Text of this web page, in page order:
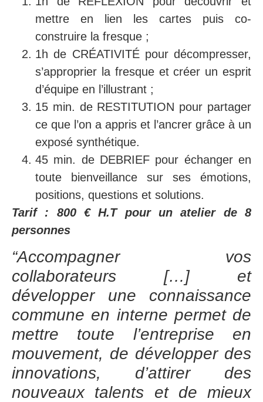
mettre en lien les cartes puis co-
construire la fresque ;
1h de CRÉATIVITÉ pour décompresser,
s’approprier la fresque et créer un esprit
d’équipe en l’illustrant ;
15 min. de RESTITUTION pour partager
ce que l’on a appris et l’ancrer grâce à un
exposé synthétique.
45 min. de DEBRIEF pour échanger en
toute bienveillance sur ses émotions,
positions, questions et solutions.
Tarif : 800 € H.T pour un atelier de 8
personnes
“Accompagner vos
collaborateurs […] et
développer une connaissance
commune en interne permet de
mettre toute l’entreprise en
mouvement, de développer des
innovations, d’attirer des
nouveaux talents et de mieux